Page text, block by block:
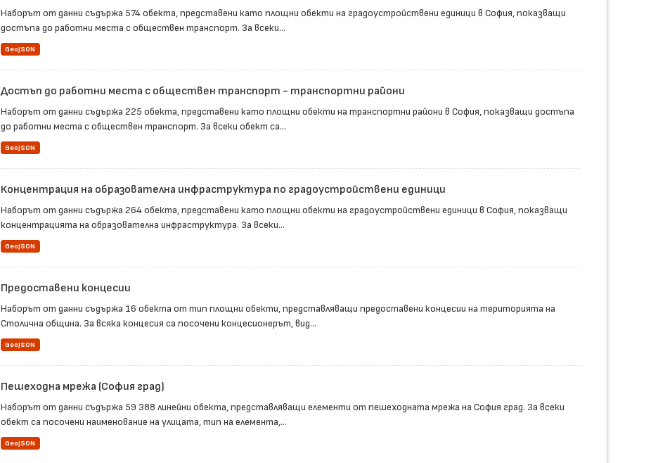
Наборът от данни съдържа 574 обекта, представени като площни обекти на градоустройствени единици в София, показващи
достъпа до работни места с обществен транспорт. За всеки...
GeoJSON
Достъп до работни места с обществен транспорт - транспортни райони
Наборът от данни съдържа 225 обекта, представени като площни обекти на транспортни райони в София, показващи достъпа
до работни места с обществен транспорт. За всеки обект са...
GeoJSON
Концентрация на образователна инфраструктура по градоустройствени единици
Наборът от данни съдържа 264 обекта, представени като площни обекти на градоустройствени единици в София, показващи
концентрацията на образователна инфраструктура. За всеки...
GeoJSON
Предоставени концесии
Наборът от данни съдържа 16 обекта от тип площни обекти, представляващи предоставени концесии на територията на
Столична община. За всяка концесия са посочени концесионерът, вид...
GeoJSON
Пешеходна мрежа (София град)
Наборът от данни съдържа 59 388 линейни обекта, представляващи елементи от пешеходната мрежа на София град. За всеки
обект са посочени наименование на улицата, тип на елемента,...
GeoJSON